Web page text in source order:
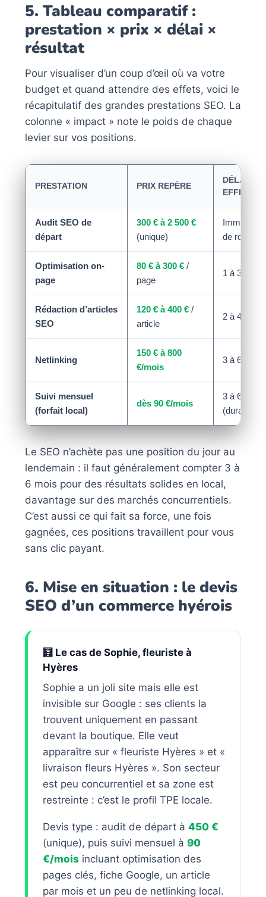
5. Tableau comparatif :
prestation × prix × délai ×
résultat
Pour visualiser d’un coup d’œil où va votre
budget et quand attendre des effets, voici le
récapitulatif des grandes prestations SEO. La
colonne « impact » note le poids de chaque
levier sur vos positions.
PRESTATION PRIX REPÈRE
DÉLAI
EFFET
Audit SEO de
départ
300 € à 2 500 €
(unique)
Immédiat
de route)
Optimisation on-
page
80 € à 300 € /
page
1 à 3 mois
Rédaction d’articles
SEO
120 € à 400 € /
article
2 à 4 mois
Netlinking
150 € à 800
€/mois
3 à 6 mois
Suivi mensuel
(forfait local)
dès 90 €/mois
3 à 6 mois
(durable)
Le SEO n’achète pas une position du jour au
lendemain : il faut généralement compter 3 à
6 mois pour des résultats solides en local,
davantage sur des marchés concurrentiels.
C’est aussi ce qui fait sa force, une fois
gagnées, ces positions travaillent pour vous
sans clic payant.
6. Mise en situation : le devis
SEO d’un commerce hyérois
🧮 Le cas de Sophie, fleuriste à
Hyères
Sophie a un joli site mais elle est
invisible sur Google : ses clients la
trouvent uniquement en passant
devant la boutique. Elle veut
apparaître sur « fleuriste Hyères » et «
livraison fleurs Hyères ». Son secteur
est peu concurrentiel et sa zone est
restreinte : c’est le profil TPE locale.
Devis type : audit de départ à 450 €
(unique), puis suivi mensuel à 90
€/mois incluant optimisation des
pages clés, fiche Google, un article
par mois et un peu de netlinking local.